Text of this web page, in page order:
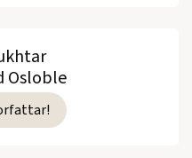
Osloble